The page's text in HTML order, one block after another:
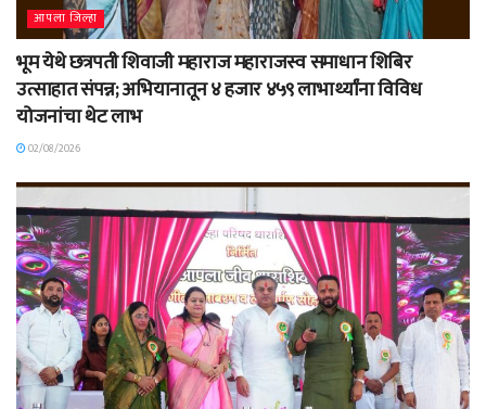
आपला जिल्हा
भूम येथे छत्रपती शिवाजी महाराज महाराजस्व समाधान शिबिर
उत्साहात संपन्न; अभियानातून ४ हजार ४५९ लाभार्थ्यांना विविध
योजनांचा थेट लाभ
02/08/2026